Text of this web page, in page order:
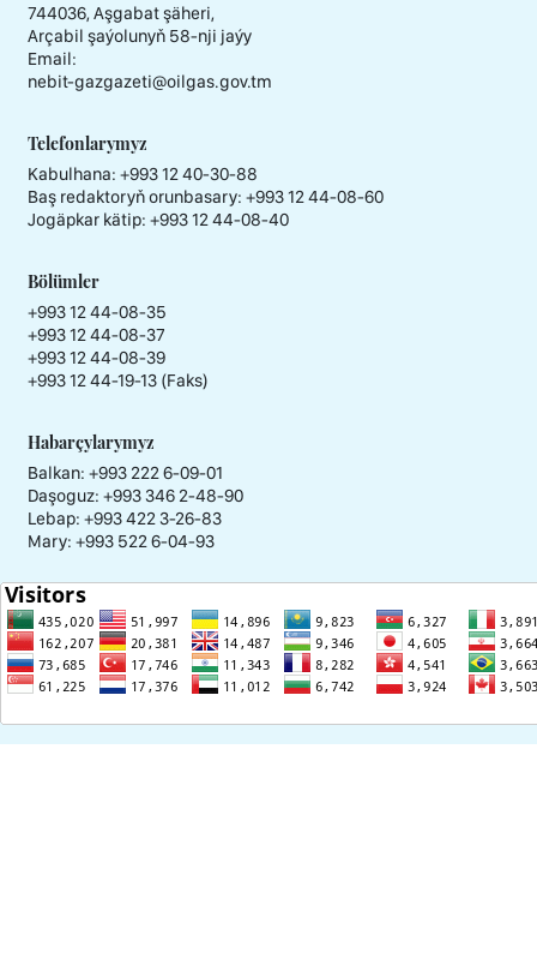
744036, Aşgabat şäheri,
Arçabil şaýolunyň 58-nji jaýy
Email:
nebit-gazgazeti@oilgas.gov.tm
Telefonlarymyz
Kabulhana: +993 12 40-30-88
Baş redaktoryň orunbasary: +993 12 44-08-60
Jogäpkar kätip: +993 12 44-08-40
Bölümler
+993 12 44-08-35
+993 12 44-08-37
+993 12 44-08-39
+993 12 44-19-13 (Faks)
Habarçylarymyz
Balkan: +993 222 6-09-01
Daşoguz: +993 346 2-48-90
Lebap: +993 422 3-26-83
Mary: +993 522 6-04-93